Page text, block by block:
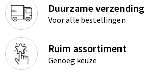
Duurzame verzending
Voor alle bestellingen
Ruim assortiment
Genoeg keuze